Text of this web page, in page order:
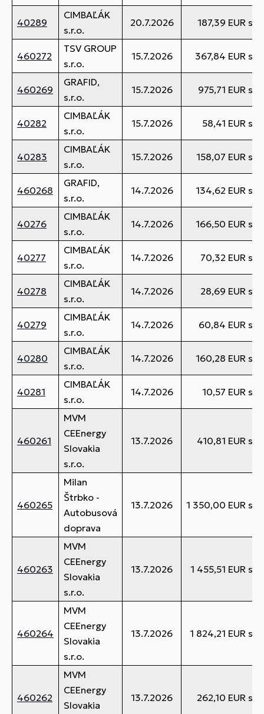
40289
CIMBAĽÁK
s.r.o.
20.7.2026 187,39 EUR s
460272
TSV GROUP
s.r.o.
15.7.2026 367,84 EUR s
460269
GRAFID,
s.r.o.
15.7.2026 975,71 EUR s
40282
CIMBAĽÁK
s.r.o.
15.7.2026 58,41 EUR s
40283
CIMBAĽÁK
s.r.o.
15.7.2026 158,07 EUR s
460268
GRAFID,
s.r.o.
14.7.2026 134,62 EUR s
40276
CIMBAĽÁK
s.r.o.
14.7.2026 166,50 EUR s
40277
CIMBAĽÁK
s.r.o.
14.7.2026 70,32 EUR s
40278
CIMBAĽÁK
s.r.o.
14.7.2026 28,69 EUR s
40279
CIMBAĽÁK
s.r.o.
14.7.2026 60,84 EUR s
40280
CIMBAĽÁK
s.r.o.
14.7.2026 160,28 EUR s
40281
CIMBAĽÁK
s.r.o.
14.7.2026 10,57 EUR s
460261
MVM
CEEnergy
Slovakia
s.r.o.
13.7.2026 410,81 EUR s
460265
Milan
Štrbko -
Autobusová
doprava
13.7.2026 1 350,00 EUR s
460263
MVM
CEEnergy
Slovakia
s.r.o.
13.7.2026 1 455,51 EUR s
460264
MVM
CEEnergy
Slovakia
s.r.o.
13.7.2026 1 824,21 EUR s
460262
MVM
CEEnergy
Slovakia
13.7.2026 262,10 EUR s